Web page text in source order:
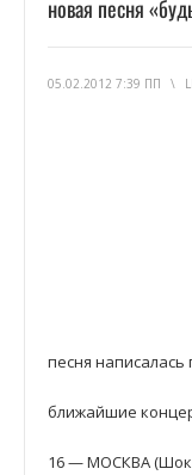
новая песня
05.02.2012 7:39 ПП \
песня написалась
ближайшие
16 — МОСКВА